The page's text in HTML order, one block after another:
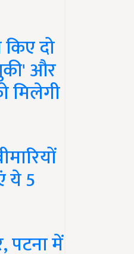
दो
और
मिलेगी
ये 5
पटना में